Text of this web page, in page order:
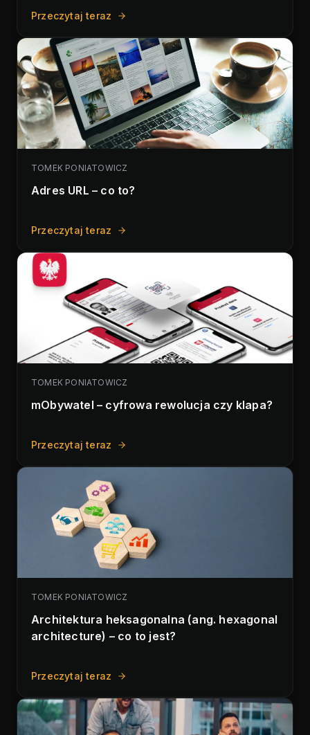
Przeczytaj teraz
TOMEK PONIATOWICZ
Adres URL – co to?
Przeczytaj teraz
TOMEK PONIATOWICZ
mObywatel – cyfrowa rewolucja czy klapa?
Przeczytaj teraz
TOMEK PONIATOWICZ
Architektura heksagonalna (ang. hexagonal
architecture) – co to jest?
Przeczytaj teraz